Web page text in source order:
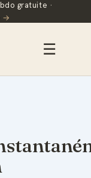
gratuite ·
→
☰